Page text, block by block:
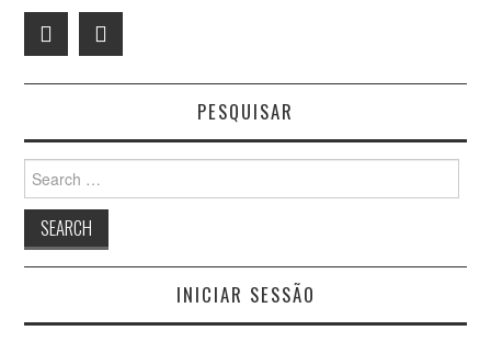
PESQUISAR
Search
for:
INICIAR SESSÃO